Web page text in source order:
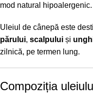
mod natural hipoalergenic.
Uleiul de cânepă este
părului, scalpului și
zilnică, pe termen lung.
Compoziția